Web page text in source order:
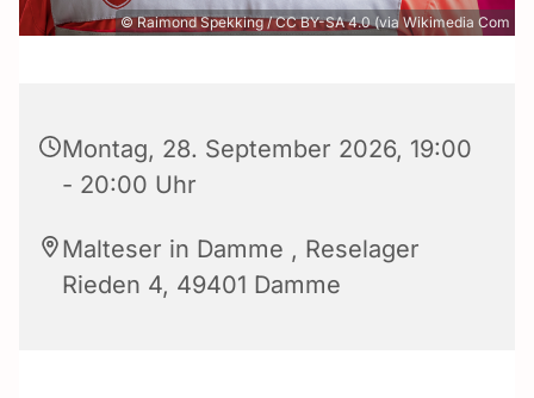
© Raimond Spekking / CC BY-SA 4.0 (via Wikimedia Com
Montag, 28. September 2026, 19:00
- 20:00 Uhr
Malteser in Damme , Reselager
Rieden 4, 49401 Damme